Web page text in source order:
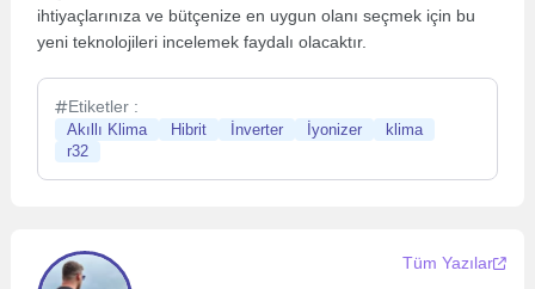
ihtiyaçlarınıza ve bütçenize en uygun olanı seçmek için bu
yeni teknolojileri incelemek faydalı olacaktır.
Etiketler :
Akıllı Klima Hibrit İnverter İyonizer
klima
r32
Tüm Yazılar